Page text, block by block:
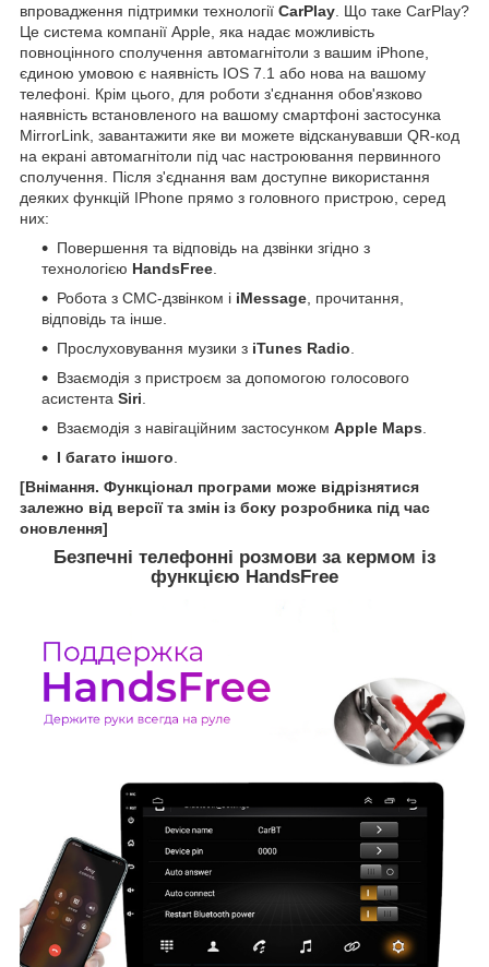
впровадження підтримки технології CarPlay . Що таке CarPlay?
Це система компанії Apple, яка надає можливість
повноцінного сполучення автомагнітоли з вашим iPhone,
єдиною умовою є наявність IOS 7.1 або нова на вашому
телефоні. Крім цього, для роботи з'єднання обов'язково
наявність встановленого на вашому смартфоні застосунка
MirrorLink, завантажити яке ви можете відсканувавши QR-код
на екрані автомагнітоли під час настроювання первинного
сполучення. Після з'єднання вам доступне використання
деяких функцій IPhone прямо з головного пристрою, серед
них:
Повершення та відповідь на дзвінки згідно з
технологією HandsFree
Робота з СМС-дзвінком і iMessage , прочитання,
відповідь та інше.
Прослуховування музики з iTunes Radio
Взаємодія з пристроєм за допомогою голосового
асистента Siri
Взаємодія з навігаційним застосунком Apple Maps
І багато іншого
[Внімання. Функціонал програми може відрізнятися
залежно від версії та змін із боку розробника під час
оновлення]
Безпечні телефонні розмови за кермом із
функцією HandsFree